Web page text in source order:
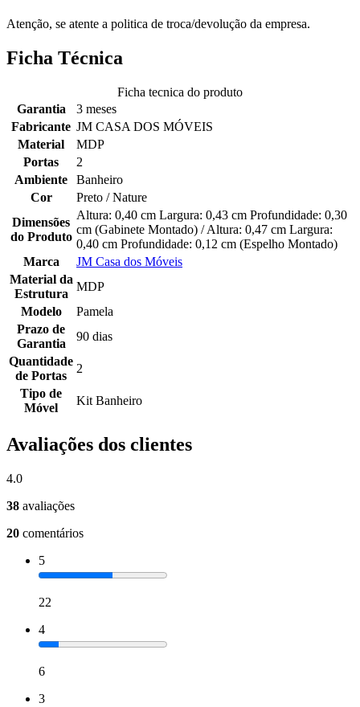
Atenção, se atente a politica de troca/devolução da empresa.
Ficha Técnica
Ficha tecnica do produto
Garantia
3 meses
Fabricante JM CASA DOS MÓVEIS
Material
MDP
Portas
2
Ambiente
Banheiro
Cor
Preto / Nature
Dimensões
do Produto
Altura: 0,40 cm Largura: 0,43 cm Profundidade: 0,30
cm (Gabinete Montado) / Altura: 0,47 cm Largura:
0,40 cm Profundidade: 0,12 cm (Espelho Montado)
Marca
JM Casa dos Móveis
Material da
Estrutura
MDP
Modelo
Pamela
Prazo de
Garantia
90 dias
Quantidade
de Portas
2
Tipo de
Móvel
Kit Banheiro
Avaliações dos clientes
4.0
38 avaliações
20 comentários
5
22
4
6
3